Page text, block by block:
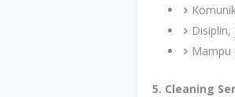
Mampu
5. Cleaning